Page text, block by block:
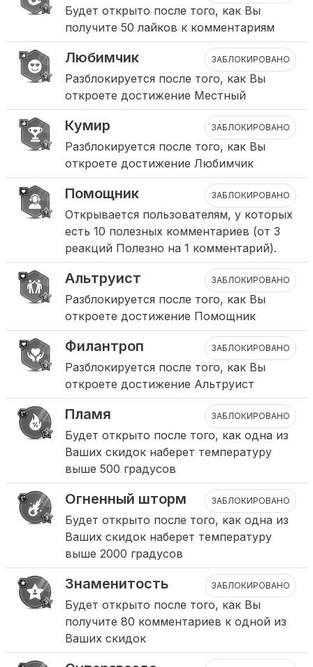
Будет открыто после того, как Вы
получите 50 лайков к комментариям
Любимчик ЗАБЛОКИРОВАНО
Разблокируется после того, как Вы
откроете достижение Местный
Кумир ЗАБЛОКИРОВАНО
Разблокируется после того, как Вы
откроете достижение Любимчик
Помощник ЗАБЛОКИРОВАНО
Открывается пользователям, у которых
есть 10 полезных комментариев (от 3
реакций Полезно на 1 комментарий).
Альтруист ЗАБЛОКИРОВАНО
Разблокируется после того, как Вы
откроете достижение Помощник
Филантроп ЗАБЛОКИРОВАНО
Разблокируется после того, как Вы
откроете достижение Альтруист
Пламя ЗАБЛОКИРОВАНО
Будет открыто после того, как одна из
Ваших скидок наберет температуру
выше 500 градусов
Огненный шторм ЗАБЛОКИРОВАНО
Будет открыто после того, как одна из
Ваших скидок наберет температуру
выше 2000 градусов
Знаменитость ЗАБЛОКИРОВАНО
Будет открыто после того, как Вы
получите 80 комментариев к одной из
Ваших скидок